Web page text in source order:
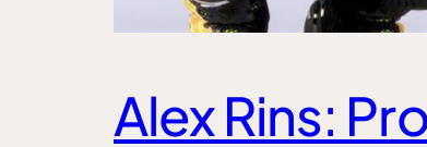
Alex Rins: